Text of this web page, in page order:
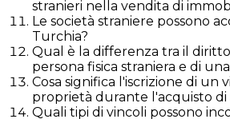
stranieri nella vendita di
Le società straniere possono
Turchia?
Qual è la differenza tra il
persona fisica straniera e di
Cosa significa l'iscrizione di un
proprietà durante l'acquisto di
Quali tipi di vincoli possono